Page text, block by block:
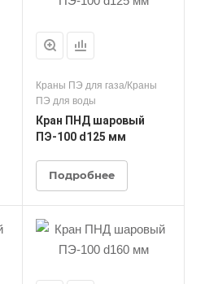
Краны ПЭ для газа/Краны
ПЭ для воды
Кран ПНД шаровый
ПЭ-100 d125 мм
Подробнее